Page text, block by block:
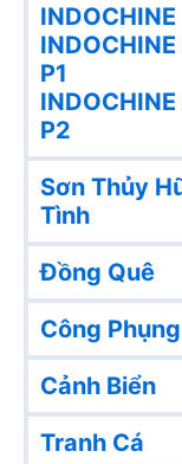
INDOCHINE
P1
P2
Sơn Thủy
Tình
Đồng Quê
Công Phụng
Cảnh Biển
Tranh Cá